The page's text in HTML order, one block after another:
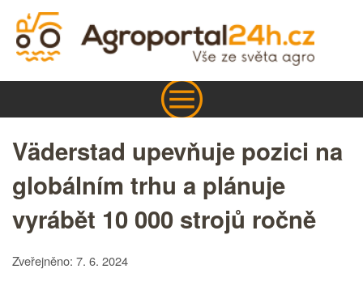
Väderstad upevňuje pozici na
globálním trhu a plánuje
vyrábět 10 000 strojů ročně
Zveřejněno: 7. 6. 2024